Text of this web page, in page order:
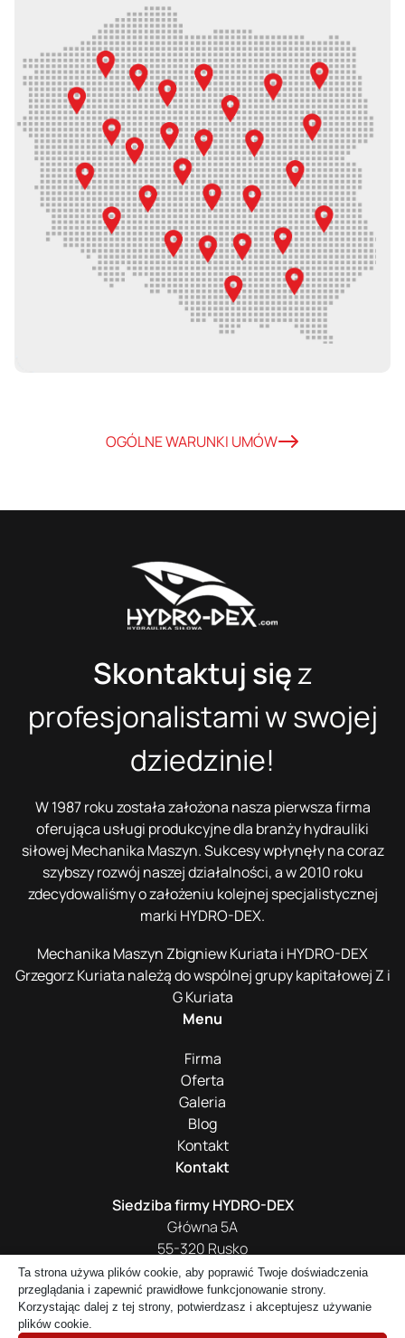
OGÓLNE WARUNKI UMÓW
Skontaktuj sięz
profesjonalistami w swojej
dziedzinie!
W 1987 roku została założona nasza pierwsza firma
oferująca usługi produkcyjne dla branży hydrauliki
siłowej Mechanika Maszyn. Sukcesy wpłynęły na coraz
szybszy rozwój naszej działalności, a w 2010 roku
zdecydowaliśmy o założeniu kolejnej specjalistycznej
marki HYDRO-DEX.
Mechanika Maszyn Zbigniew Kuriata i HYDRO-DEX
Grzegorz Kuriata należą do wspólnej grupy kapitałowej Z i
G Kuriata
Menu
Firma
Oferta
Galeria
Blog
Kontakt
Kontakt
Siedziba firmy HYDRO-DEX
Główna 5A
55-320 Rusko
+48 661 016 418
biuro@hydro-dex.com
Ta strona używa plików cookie, aby poprawić Twoje doświadczenia
przeglądania i zapewnić prawidłowe funkcjonowanie strony.
Korzystając dalej z tej strony, potwierdzasz i akceptujesz używanie
plików cookie.